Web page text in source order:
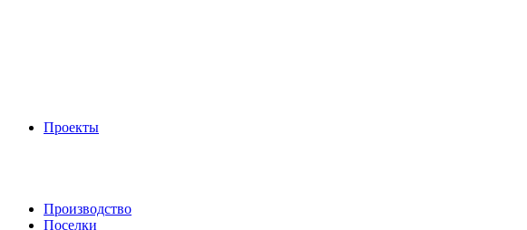
Проекты
Производство
Поселки